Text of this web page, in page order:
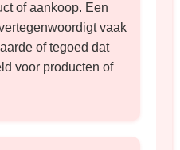
of aankoop. Een
vaak
of tegoed dat
voor producten of